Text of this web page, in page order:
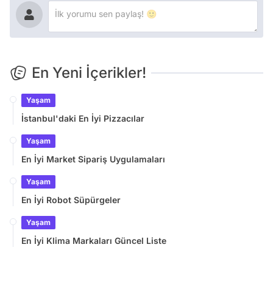
En Yeni İçerikler!
Yaşam
İstanbul'daki En İyi Pizzacılar
Yaşam
En İyi Market Sipariş Uygulamaları
Yaşam
En İyi Robot Süpürgeler
Yaşam
En İyi Klima Markaları Güncel Liste